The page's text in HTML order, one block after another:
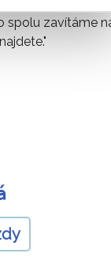
spolu zavítáme